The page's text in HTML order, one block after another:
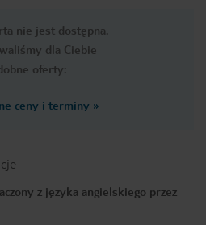
nie jest dostępna.
dla Ciebie
oferty:
ceny i terminy »
z języka angielskiego przez